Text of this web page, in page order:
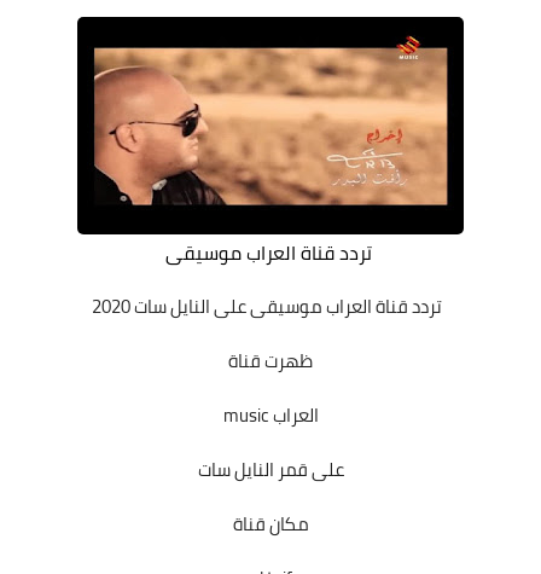
تردد قناة العراب موسيقى
تردد قناة العراب موسيقىعلى النايل سات 2020
ظهرت قناة
العراب music
على قمر النايل سات
مكان قناة